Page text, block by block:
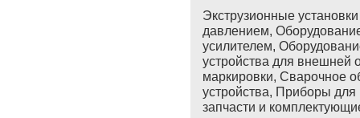
Экструзионные
давлением,
усилителем,
устройства для внешней
маркировки, Сварочное
устройства, Приборы для
запчасти и